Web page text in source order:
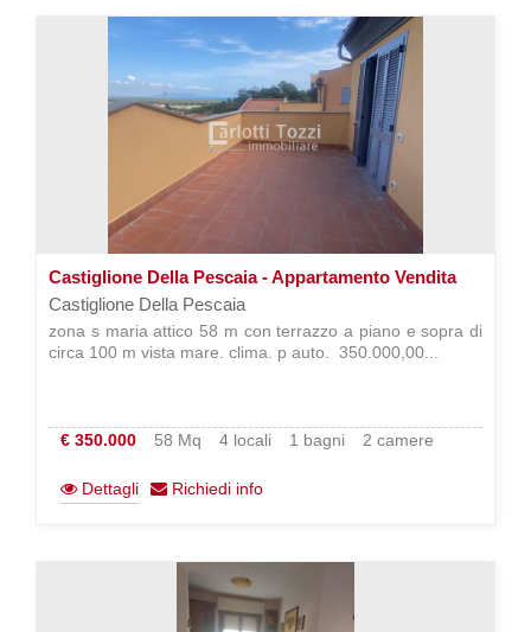
Castiglione Della Pescaia - Appartamento Vendita
Castiglione Della Pescaia
zona s maria attico 58 m con terrazzo a piano e sopra di
circa 100 m vista mare. clima. p auto.  350.000,00...
€ 350.000 58 Mq 4 locali 1 bagni 2 camere
Dettagli Richiedi info